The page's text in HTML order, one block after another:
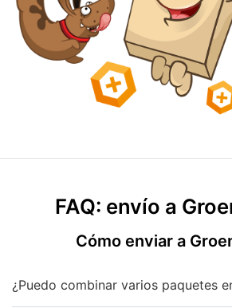
FAQ: envío a
Cómo enviar a
¿Puedo combinar varios paquetes